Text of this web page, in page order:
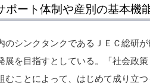
ポート体制や産別の基本機
のシンクタンクであるＪＥＣ総研
展を目指すとしている。「社会政
むことによって、はじめて成り立